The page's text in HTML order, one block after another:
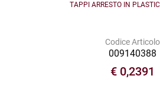
TAPPI ARRESTO IN
Codice Articolo
009140388
€ 0,2391